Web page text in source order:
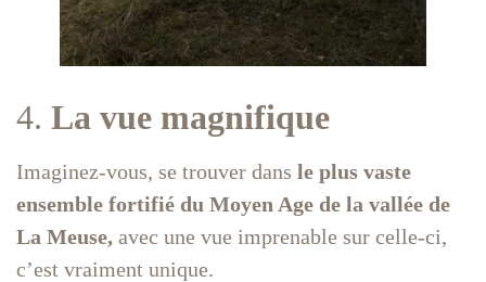
4. La vue magnifique
Imaginez-vous, se trouver dans le plus vaste
ensemble fortifié du Moyen Age de la vallée de
La Meuse, avec une vue imprenable sur celle-ci,
c’est vraiment unique.